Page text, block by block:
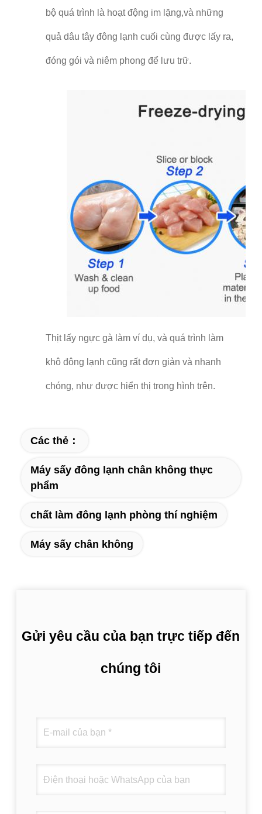
bộ quá trình là hoạt động im lặng,và những
quả dâu tây đông lạnh cuối cùng được lấy ra,
đóng gói và niêm phong để lưu trữ.
Thịt lấy ngực gà làm ví dụ, và quá trình làm
khô đông lạnh cũng rất đơn giản và nhanh
chóng, như được hiển thị trong hình trên.
Các thẻ：
Máy sấy đông lạnh chân không thực
phẩm
chất làm đông lạnh phòng thí nghiệm
Máy sấy chân không
Gửi yêu cầu của bạn trực tiếp đến
chúng tôi